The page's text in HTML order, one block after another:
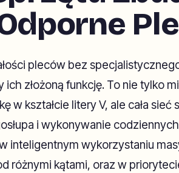
pleców bez
złożoną funkcję. To nie tylko
w kształcie litery V, ale cała sieć
i wykonywanie
inteligentnym wykorzystaniu
różnymi kątami, oraz w